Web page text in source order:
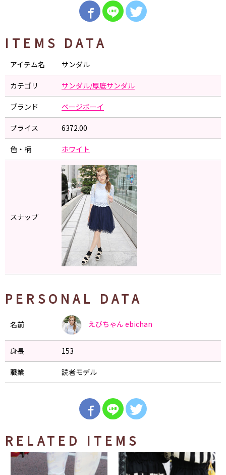
ITEMS DATA
アイテム名 サンダル
カテゴリ サンダル/厚底サンダル
ブランド ページボーイ
プライス 6372.00
色・柄 ホワイト
スナップ
PERSONAL DATA
名前 えびちゃん ebichan
身長 153
職業 読者モデル
RELATED ITEMS